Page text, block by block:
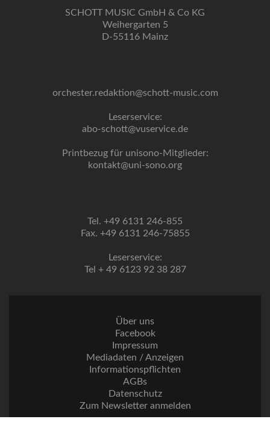
SCHOTT MUSIC GmbH & Co KG
Weihergarten 5
D-55116 Mainz
orchester.redaktion@schott-music.com
Leserservice:
abo-schott@vuservice.de
Printbezug für unisono-Mitglieder:
kontakt@uni-sono.org
Tel. +49 6131 246-855
Fax. +49 6131 246-75855
Leserservice:
Tel + 49 6123 92 38 287
Über uns
Facebook
Impressum
Mediadaten / Anzeigen
Informationspflichten
AGBs
Datenschutz
Zum Newsletter anmelden